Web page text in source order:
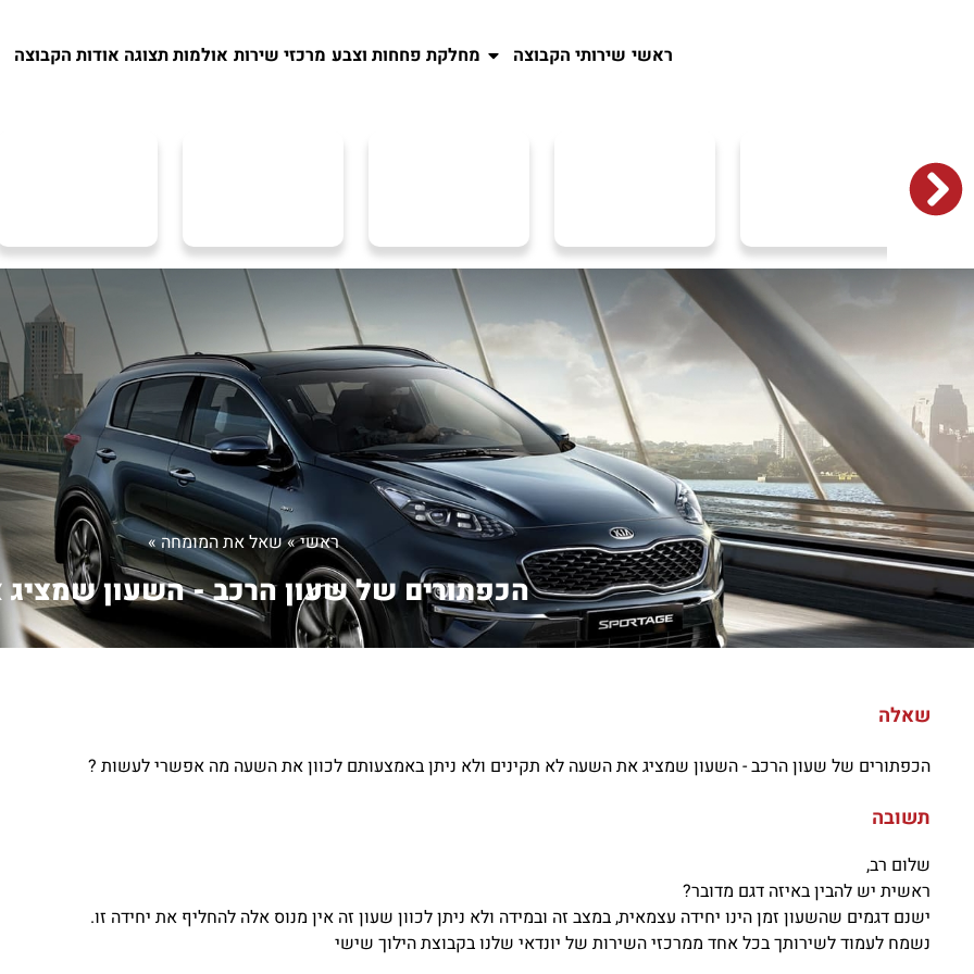
ראשי שירותי הקבוצה מחלקת פחחות וצבע מרכזי שירות אולמות תצוגה אודות הקבוצה
ראשי»שאל את המומחה»
הכפתורים של שעון הרכב - השעון
שאלה
הכפתורים של שעון הרכב - השעון שמציג את השעה לא תקינים ולא ניתן באמצעותם לכוון את השעה מה אפשרי לעשות ?
תשובה
שלום רב,
ראשית יש להבין באיזה דגם מדובר?
ישנם דגמים שהשעון זמן הינו יחידה עצמאית, במצב זה ובמידה ולא ניתן לכוון שעון זה אין מנוס אלה להחליף את יחידה זו.
נשמח לעמוד לשירותך בכל אחד ממרכזי השירות של יונדאי שלנו בקבוצת הילוך שישי